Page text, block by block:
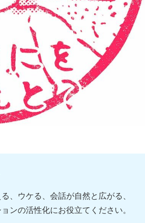
、ウケる、会話が自然と広がる、
ンの活性化にお役立てください。